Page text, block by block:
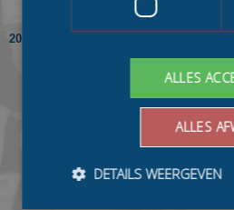
2019/2020
ALLES
ALLES
DETAILS WEERGEVEN